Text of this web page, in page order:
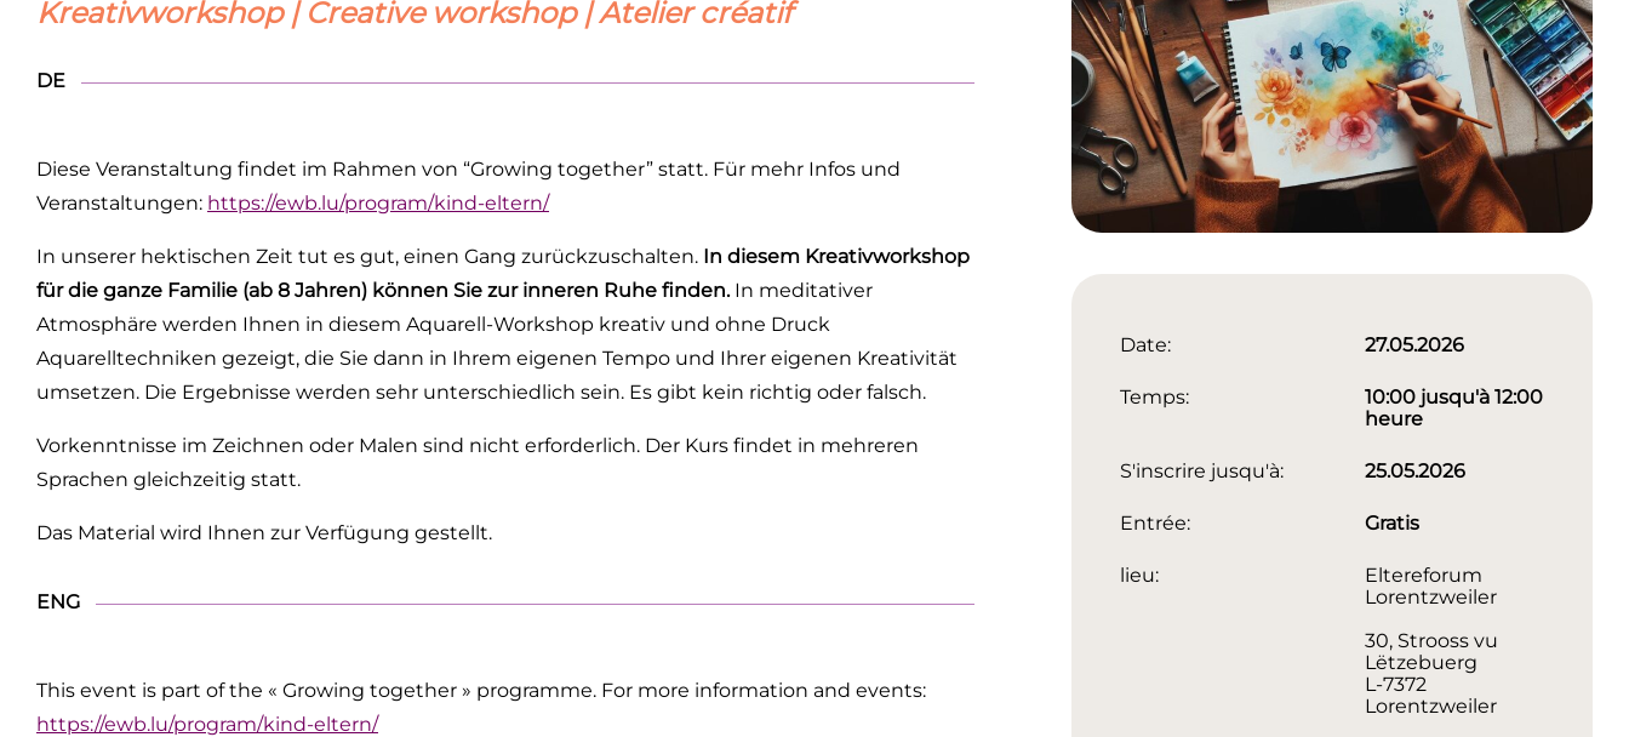
Kreativworkshop | Creative workshop | Atelier créatif
DE
Diese Veranstaltung findet im Rahmen von “Growing together” statt. Für mehr Infos und
Veranstaltungen: https://ewb.lu/program/kind-eltern/
In unserer hektischen Zeit tut es gut, einen Gang zurückzuschalten. In diesem Kreativworkshop
für die ganze Familie (ab 8 Jahren) können Sie zur inneren Ruhe finden.In meditativer
Atmosphäre werden Ihnen in diesem Aquarell-Workshop kreativ und ohne Druck
Aquarelltechniken gezeigt, die Sie dann in Ihrem eigenen Tempo und Ihrer eigenen Kreativität
umsetzen. Die Ergebnisse werden sehr unterschiedlich sein. Es gibt kein richtig oder falsch.
Vorkenntnisse im Zeichnen oder Malen sind nicht erforderlich. Der Kurs findet in mehreren
Sprachen gleichzeitig statt.
Das Material wird Ihnen zur Verfügung gestellt.
ENG
This event is part of the « Growing together » programme. For more information and events:
https://ewb.lu/program/kind-eltern/
Date: 27.05.2026
Temps:
10:00 jusqu'à 12:00
heure
S'inscrire jusqu'à: 25.05.2026
Entrée: Gratis
lieu:
Eltereforum
Lorentzweiler
30, Strooss vu
Lëtzebuerg
L-7372
Lorentzweiler